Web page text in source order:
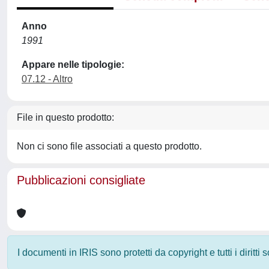
Anno
1991
Appare nelle tipologie:
07.12 - Altro
File in questo prodotto:
Non ci sono file associati a questo prodotto.
Pubblicazioni consigliate
I documenti in IRIS sono protetti da copyright e tutti i diritti